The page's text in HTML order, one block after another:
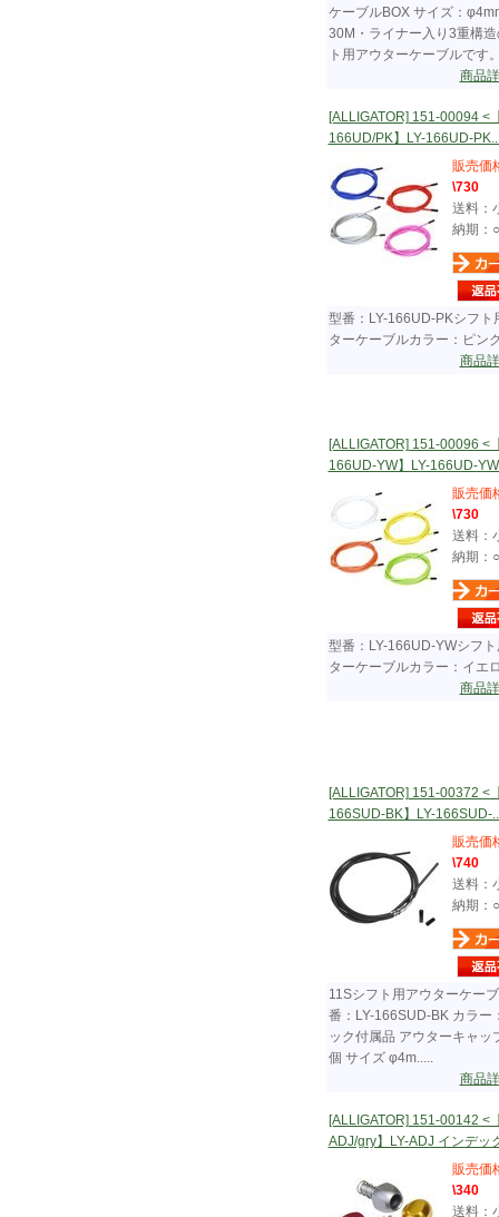
ケーブルBOX サイズ：
30M・ライナー入り3重構
ト用アウターケーブルです
商品
[ALLIGATOR] 151-00094 <
166UD/PK】LY-166UD-
販売価
\730
送料：
納期：○
型番：LY-166UD-PKシフト
ターケーブルカラー：ピン
商品
[ALLIGATOR] 151-00096 <
166UD-YW】LY-166UD-
販売価
\730
送料：
納期：○
型番：LY-166UD-YWシフ
ターケーブルカラー：イエ
商品
[ALLIGATOR] 151-00372 <
166SUD-BK】LY-166SUD-
販売価
\740
送料：
納期：○
11Sシフト用アウターケー
番：LY-166SUD-BK カラー
ック付属品 アウターキャッ
個 サイズ φ4m.....
商品
[ALLIGATOR] 151-00142 <
ADJ/gry】LY-ADJ インデッ
販売価
\340
送料：